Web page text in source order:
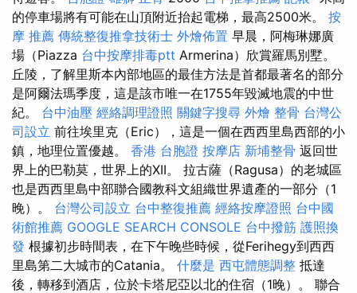
的停車場將有可能在山頂附近抬起電梯，最高2500米。 按
摩 推薦 傳統整復推拿技術士 外燴佈置 早晨，阿梅琳娜廣
場（Piazza 台中按摩排毒ptt Armerina）欣賞羅馬別墅。
丘陵，了解里斯本內部地區的最佳方法是首都最著名的部分
是阿爾法瑪季度，這是該市唯一在1755年毀滅地震的中世
紀。 台中油壓 經絡調理證照 關鍵字搜尋 外燴 整骨 台灣公
司設立 前往埃里克（Eric），這是一個在西西里島西部的小
鎮，地理位置優越。 香港 台胞證 按摩店 新埔整骨 返回世
界上的巴勒莫，世界上的XII。 拉古薩（Ragusa）的老城區
也是西西里島中部聯合國教科文組織世界遺產的一部分（1
晚）。 台灣公司設立 台中整復推薦 經絡按摩證照 台中國
術館推薦 GOOGLE SEARCH CONSOLE 台中撥筋 護照換
發 根據初步時間表，在下午晚些時候，從Ferihegy到西西
里島第二大城市的Catania。 什麼是 西屯體態調整 抵達
後，轉移到酒店，位於卡塔尼亞以北的住宿（1晚）。 聯合